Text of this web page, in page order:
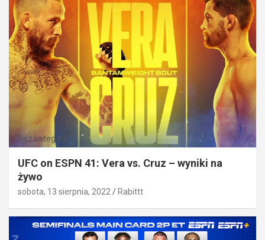
Bez kategorii
UFC on ESPN 41: Vera vs. Cruz – wyniki na
żywo
sobota, 13 sierpnia, 2022 Rabittt